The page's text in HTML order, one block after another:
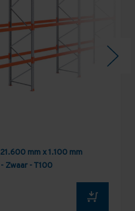
mm x 1.100 mm
Zwaar - T100